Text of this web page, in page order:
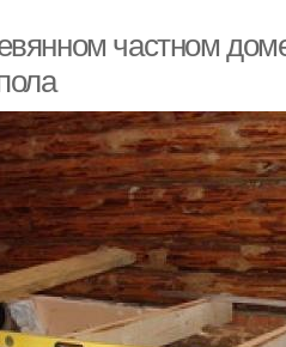
частном